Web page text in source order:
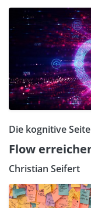
Die kognitive
Flow
Christian Seifert